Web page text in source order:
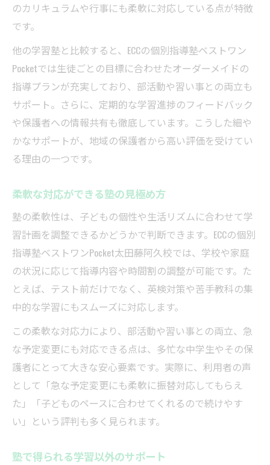
のカリキュラムや行事にも柔軟に対応している点が特徴
です。
他の学習塾と比較すると、ECCの個別指導塾ベストワン
Pocketでは生徒ごとの目標に合わせたオーダーメイドの
指導プランが充実しており、部活動や習い事との両立も
サポート。さらに、定期的な学習進捗のフィードバック
や保護者への情報共有も徹底しています。こうした細や
かなサポートが、地域の保護者から高い評価を受けてい
る理由の一つです。
柔軟な対応ができる塾の見極め方
塾の柔軟性は、子どもの個性や生活リズムに合わせて学
習計画を調整できるかどうかで判断できます。ECCの個別
指導塾ベストワンPocket太田藤阿久校では、学校や家庭
の状況に応じて指導内容や時間割の調整が可能です。た
とえば、テスト前だけでなく、英検対策や苦手教科の集
中的な学習にもスムーズに対応します。
この柔軟な対応力により、部活動や習い事との両立、急
な予定変更にも対応できる点は、多忙な中学生やその保
護者にとって大きな安心要素です。実際に、利用者の声
として「急な予定変更にも柔軟に振替対応してもらえ
た」「子どものペースに合わせてくれるので続けやす
い」という評判も多く見られます。
塾で得られる学習以外のサポート